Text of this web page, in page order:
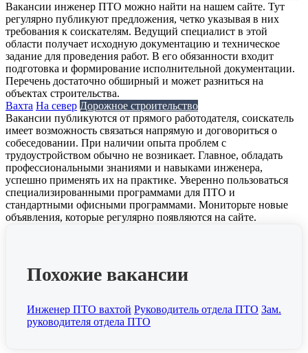
Ульяновск
Уфа
Хабаровск
Челябинск
Чита
Южно-Сахалинск
Якутск
Ярославль
Вакансии инженер ПТО можно найти на нашем сайте. Тут
регулярно публикуют предложения, четко указывая в них
требования к соискателям. Ведущий специалист в этой
области получает исходную документацию и техническое
задание для проведения работ. В его обязанности входит
подготовка и формирование исполнительной документации.
Перечень достаточно обширный и может разниться на
объектах строительства.
Вахта На север Дорожное строительство
Вакансии публикуются от прямого работодателя, соискатель
имеет возможность связаться напрямую и договориться о
собеседовании. При наличии опыта проблем с
трудоустройством обычно не возникает. Главное, обладать
профессиональными знаниями и навыками инженера,
успешно применять их на практике. Уверенно пользоваться
специализированными программами для ПТО и
стандартными офисными программами. Мониторьте новые
объявления, которые регулярно появляются на сайте.
Похожие вакансии
Инженер ПТО вахтой Руководитель отдела ПТО Зам.
руководителя отдела ПТО